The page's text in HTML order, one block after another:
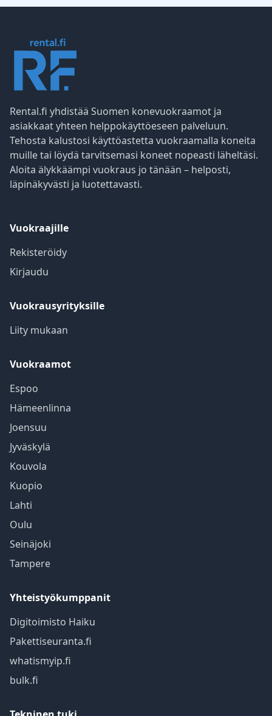
Rental.fi yhdistää Suomen konevuokraamot ja
asiakkaat yhteen helppokäyttöeseen palveluun.
Tehosta kalustosi käyttöastetta vuokraamalla koneita
muille tai löydä tarvitsemasi koneet nopeasti läheltäsi.
Aloita älykkäämpi vuokraus jo tänään – helposti,
läpinäkyvästi ja luotettavasti.
Vuokraajille
Rekisteröidy
Kirjaudu
Vuokrausyrityksille
Liity mukaan
Vuokraamot
Espoo
Hämeenlinna
Joensuu
Jyväskylä
Kouvola
Kuopio
Lahti
Oulu
Seinäjoki
Tampere
Yhteistyökumppanit
Digitoimisto Haiku
Pakettiseuranta.fi
whatismyip.fi
bulk.fi